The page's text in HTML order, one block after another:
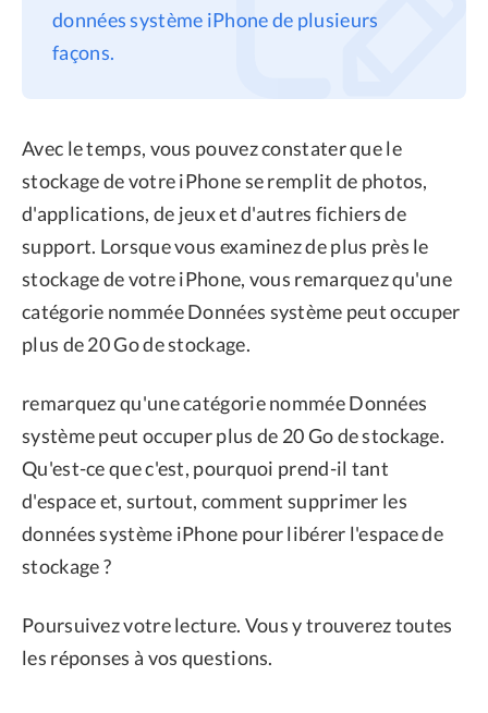
données système iPhone de plusieurs
façons.
Avec le temps, vous pouvez constater que le
stockage de votre iPhone se remplit de photos,
d'applications, de jeux et d'autres fichiers de
support. Lorsque vous examinez de plus près le
stockage de votre iPhone, vous remarquez qu'une
catégorie nommée Données système peut occuper
plus de 20 Go de stockage.
remarquez qu'une catégorie nommée Données
système peut occuper plus de 20 Go de stockage.
Qu'est-ce que c'est, pourquoi prend-il tant
d'espace et, surtout, comment supprimer les
données système iPhone pour libérer l'espace de
stockage ?
Poursuivez votre lecture. Vous y trouverez toutes
les réponses à vos questions.